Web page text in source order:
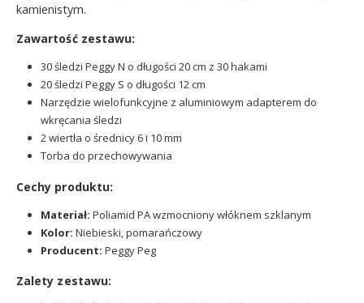
kamienistym.
Zawartość zestawu:
30 śledzi Peggy N o długości 20 cm z 30 hakami
20 śledzi Peggy S o długości 12 cm
Narzędzie wielofunkcyjne z aluminiowym adapterem do
wkręcania śledzi
2 wiertła o średnicy 6 i 10 mm
Torba do przechowywania
Cechy produktu:
Materiał: Poliamid PA wzmocniony włóknem szklanym
Kolor: Niebieski, pomarańczowy
Producent: Peggy Peg
Zalety zestawu: